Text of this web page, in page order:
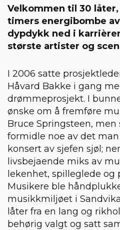
Velkommen til 30
timers energibombe
dypdykk ned i
største artister og
I 2006 satte
Håvard Bakke i gang
drømmeprosjekt. I
ønske om å fremføre
Bruce Springsteen,
formidle noe av det
konsert av sjefen sjøl;
livsbejaende miks av
lekenhet, spilleglede og
Musikere ble
musikkmiljøet i
låter fra en lang og
behørig valgt og satt